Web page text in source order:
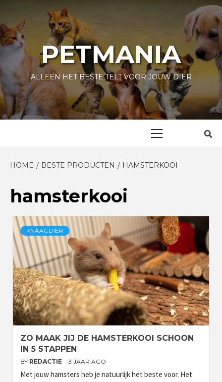
content
PETMANIA
ALLEEN HET BESTE TELT VOOR JOUW DIER
HOME BESTE PRODUCTEN HAMSTERKOOI
hamsterkooi
KNAAGDIER
ZO MAAK JIJ DE HAMSTERKOOI SCHOON
IN 5 STAPPEN
BY REDACTIE 3 JAAR AGO
Met jouw hamsters heb je natuurlijk het beste voor. Het